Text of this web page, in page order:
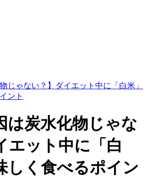
じゃない？】ダイエット中に「白米」
ント
は炭水化物じゃな
エット中に「白
しく食べるポイン